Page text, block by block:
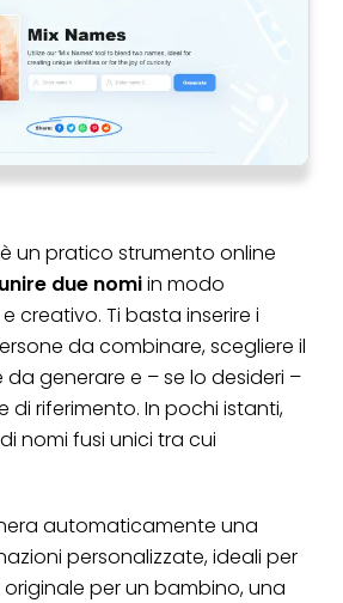
un pratico strumento online
unire due nomiin modo
creativo. Ti basta inserire i
da combinare, scegliere il
generare e – se lo desideri –
di riferimento. In pochi istanti,
nomi fusi unici tra cui
automaticamente una
personalizzate, ideali per
per un bambino, una